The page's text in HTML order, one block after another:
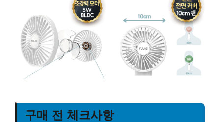
구매 전 체크사항